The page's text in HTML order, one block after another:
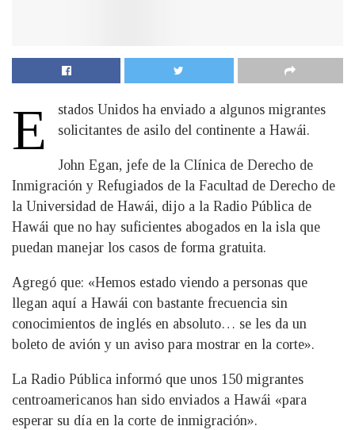
E
stados Unidos ha enviado a algunos migrantes
solicitantes de asilo del continente a Hawái.
John Egan, jefe de la Clínica de Derecho de
Inmigración y Refugiados de la Facultad de Derecho de
la Universidad de Hawái, dijo a la Radio Pública de
Hawái que no hay suficientes abogados en la isla que
puedan manejar los casos de forma gratuita.
Agregó que: «Hemos estado viendo a personas que
llegan aquí a Hawái con bastante frecuencia sin
conocimientos de inglés en absoluto… se les da un
boleto de avión y un aviso para mostrar en la corte».
La Radio Pública informó que unos 150 migrantes
centroamericanos han sido enviados a Hawái «para
esperar su día en la corte de inmigración».